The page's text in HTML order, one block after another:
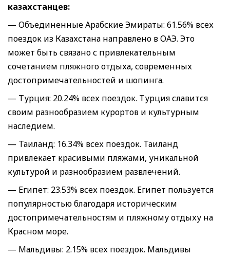
казахстанцев:
— Объединенные Арабские Эмираты: 61.56% всех
поездок из Казахстана направлено в ОАЭ. Это
может быть связано с привлекательным
сочетанием пляжного отдыха, современных
достопримечательностей и шопинга.
— Турция: 20.24% всех поездок. Турция славится
своим разнообразием курортов и культурным
наследием.
— Таиланд: 16.34% всех поездок. Таиланд
привлекает красивыми пляжами, уникальной
культурой и разнообразием развлечений.
— Египет: 23.53% всех поездок. Египет пользуется
популярностью благодаря историческим
достопримечательностям и пляжному отдыху на
Красном море.
— Мальдивы: 2.15% всех поездок. Мальдивы